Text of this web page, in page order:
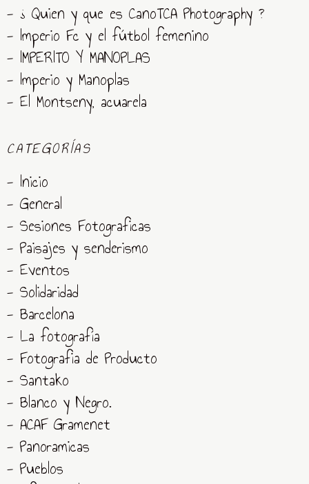
- ¿ Quien y que es CanoTCA Photography ?
- Imperio Fc y el fútbol femenino
- IMPERITO Y MANOPLAS
- Imperio y Manoplas
- El Montseny, acuarela
CATEGORÍAS
- Inicio
- General
- Sesiones Fotograficas
- Paisajes y senderismo
- Eventos
- Solidaridad
- Barcelona
- La fotografía
- Fotografia de Producto
- Santako
- Blanco y Negro.
- ACAF Gramenet
- Panoramicas
- Pueblos